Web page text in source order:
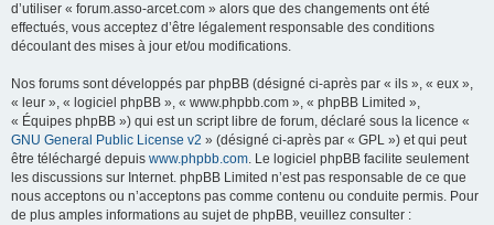
d’utiliser « forum.asso-arcet.com » alors que des changements ont été
effectués, vous acceptez d’être légalement responsable des conditions
découlant des mises à jour et/ou modifications.
Nos forums sont développés par phpBB (désigné ci-après par « ils », « eux »,
« leur », « logiciel phpBB », « www.phpbb.com », « phpBB Limited »,
« Équipes phpBB ») qui est un script libre de forum, déclaré sous la licence «
GNU General Public License v2 » (désigné ci-après par « GPL ») et qui peut
être téléchargé depuis www.phpbb.com. Le logiciel phpBB facilite seulement
les discussions sur Internet. phpBB Limited n’est pas responsable de ce que
nous acceptons ou n’acceptons pas comme contenu ou conduite permis. Pour
de plus amples informations au sujet de phpBB, veuillez consulter :